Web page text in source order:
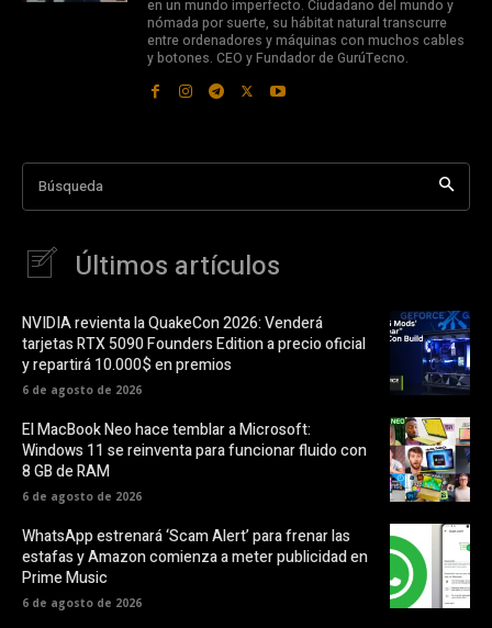
en un mundo imperfecto. Ciudadano del mundo y
nómada por suerte, su hábitat natural transcurre
entre ordenadores y máquinas con muchos cables
y botones. CEO y Fundador de GurúTecno.
Búsqueda
Últimos artículos
NVIDIA revienta la QuakeCon 2026: Venderá
tarjetas RTX 5090 Founders Edition a precio oficial
y repartirá 10.000$ en premios
6 de agosto de 2026
El MacBook Neo hace temblar a Microsoft:
Windows 11 se reinventa para funcionar fluido con
8 GB de RAM
6 de agosto de 2026
WhatsApp estrenará ‘Scam Alert’ para frenar las
estafas y Amazon comienza a meter publicidad en
Prime Music
6 de agosto de 2026